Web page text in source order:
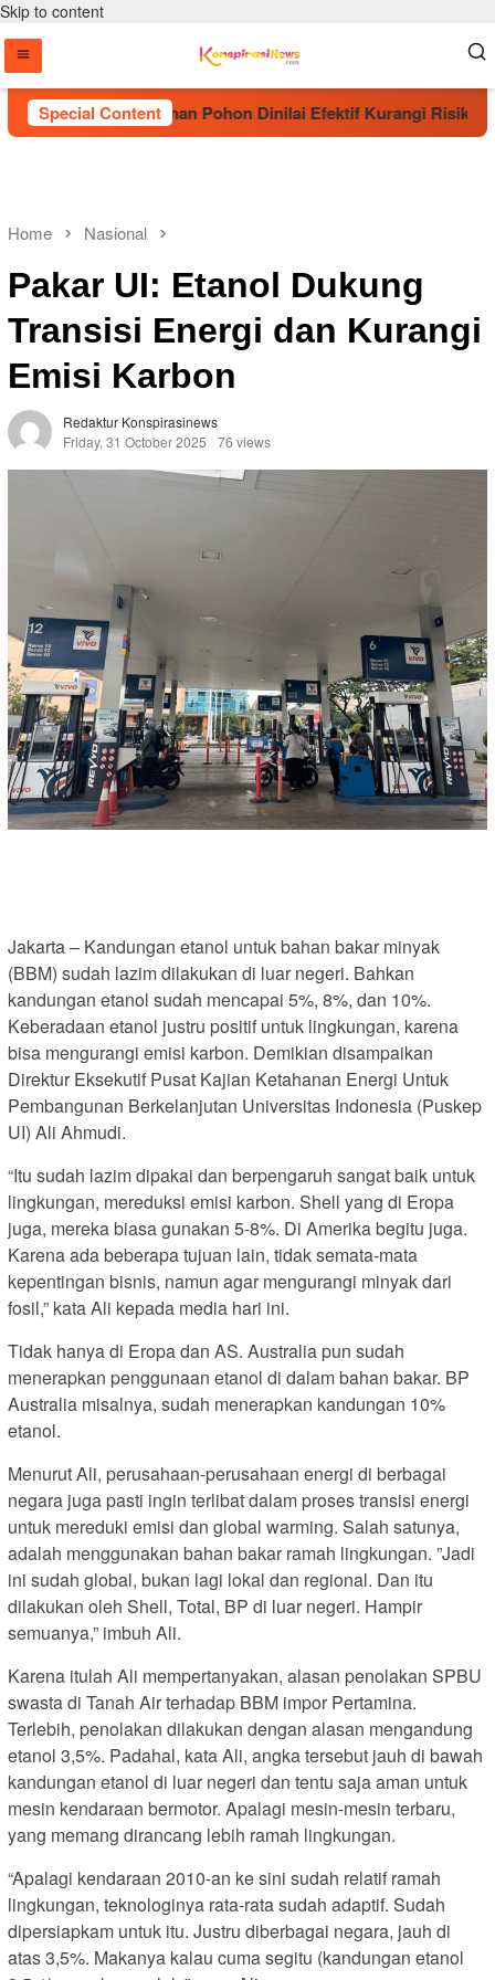
Skip to content
Special Content
Sebut Penanaman Pohon Dinilai Efektif Kurangi Risiko
Home Nasional
Pakar UI: Etanol Dukung
Transisi Energi dan Kurangi
Emisi Karbon
Redaktur Konspirasinews
Friday, 31 October 2025
76 views
Jakarta – Kandungan etanol untuk bahan bakar minyak
(BBM) sudah lazim dilakukan di luar negeri. Bahkan
kandungan etanol sudah mencapai 5%, 8%, dan 10%.
Keberadaan etanol justru positif untuk lingkungan, karena
bisa mengurangi emisi karbon. Demikian disampaikan
Direktur Eksekutif Pusat Kajian Ketahanan Energi Untuk
Pembangunan Berkelanjutan Universitas Indonesia (Puskep
UI) Ali Ahmudi.
“Itu sudah lazim dipakai dan berpengaruh sangat baik untuk
lingkungan, mereduksi emisi karbon. Shell yang di Eropa
juga, mereka biasa gunakan 5-8%. Di Amerika begitu juga.
Karena ada beberapa tujuan lain, tidak semata-mata
kepentingan bisnis, namun agar mengurangi minyak dari
fosil,” kata Ali kepada media hari ini.
Tidak hanya di Eropa dan AS. Australia pun sudah
menerapkan penggunaan etanol di dalam bahan bakar. BP
Australia misalnya, sudah menerapkan kandungan 10%
etanol.
Menurut Ali, perusahaan-perusahaan energi di berbagai
negara juga pasti ingin terlibat dalam proses transisi energi
untuk mereduki emisi dan global warming. Salah satunya,
adalah menggunakan bahan bakar ramah lingkungan. ”Jadi
ini sudah global, bukan lagi lokal dan regional. Dan itu
dilakukan oleh Shell, Total, BP di luar negeri. Hampir
semuanya,” imbuh Ali.
Karena itulah Ali mempertanyakan, alasan penolakan SPBU
swasta di Tanah Air terhadap BBM impor Pertamina.
Terlebih, penolakan dilakukan dengan alasan mengandung
etanol 3,5%. Padahal, kata Ali, angka tersebut jauh di bawah
kandungan etanol di luar negeri dan tentu saja aman untuk
mesin kendaraan bermotor. Apalagi mesin-mesin terbaru,
yang memang dirancang lebih ramah lingkungan.
“Apalagi kendaraan 2010-an ke sini sudah relatif ramah
lingkungan, teknologinya rata-rata sudah adaptif. Sudah
dipersiapkam untuk itu. Justru diberbagai negara, jauh di
atas 3,5%. Makanya kalau cuma segitu (kandungan etanol